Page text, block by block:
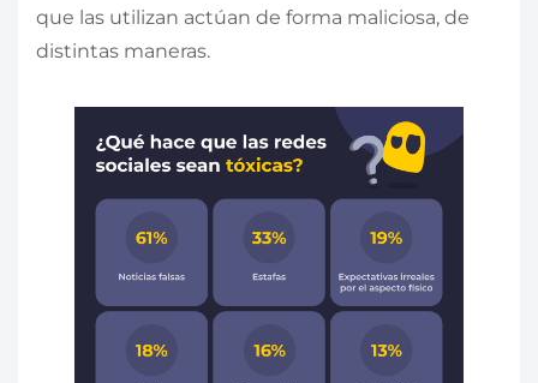
que las utilizan actúan de forma maliciosa, de
distintas maneras.